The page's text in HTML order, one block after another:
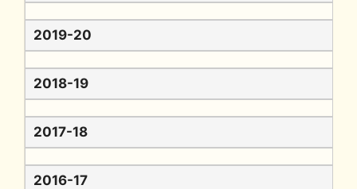
2019-20
2018-19
2017-18
2016-17